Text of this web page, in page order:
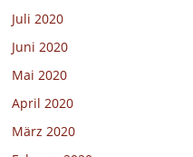
Juli 2020
Juni 2020
Mai 2020
April 2020
März 2020